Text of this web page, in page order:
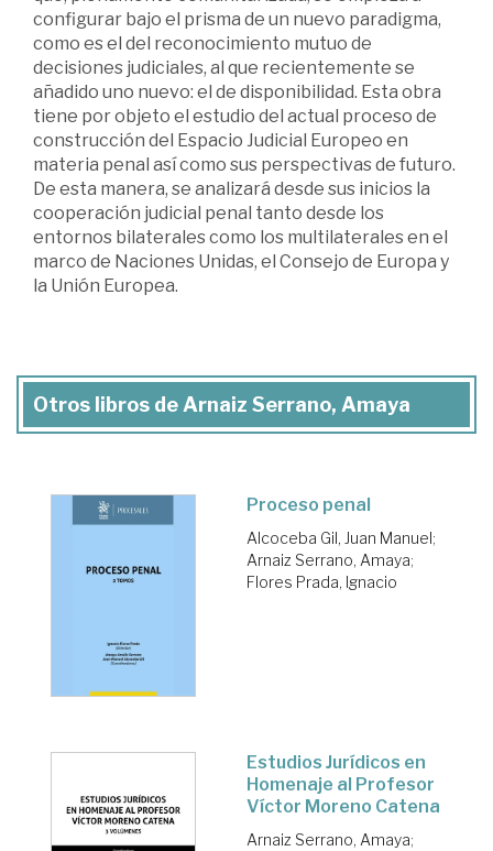
configurar bajo el prisma de un nuevo paradigma,
como es el del reconocimiento mutuo de
decisiones judiciales, al que recientemente se
añadido uno nuevo: el de disponibilidad. Esta obra
tiene por objeto el estudio del actual proceso de
construcción del Espacio Judicial Europeo en
materia penal así como sus perspectivas de futuro.
De esta manera, se analizará desde sus inicios la
cooperación judicial penal tanto desde los
entornos bilaterales como los multilaterales en el
marco de Naciones Unidas, el Consejo de Europa y
la Unión Europea.
Otros libros de Arnaiz Serrano, Amaya
Proceso penal
Alcoceba Gil, Juan Manuel;
Arnaiz Serrano, Amaya;
Flores Prada, Ignacio
Estudios Jurídicos en
Homenaje al Profesor
Víctor Moreno Catena
Arnaiz Serrano, Amaya;